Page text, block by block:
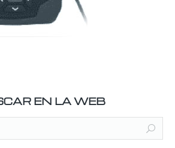
EN LA WEB